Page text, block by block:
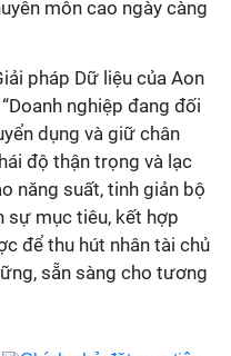
môn cao ngày càng
pháp Dữ liệu của Aon
nghiệp đang đối
dụng và giữ chân
độ thận trọng và lạc
năng suất, tinh giản bộ
sự mục tiêu, kết hợp
để thu hút nhân tài chủ
sẵn sàng cho tương